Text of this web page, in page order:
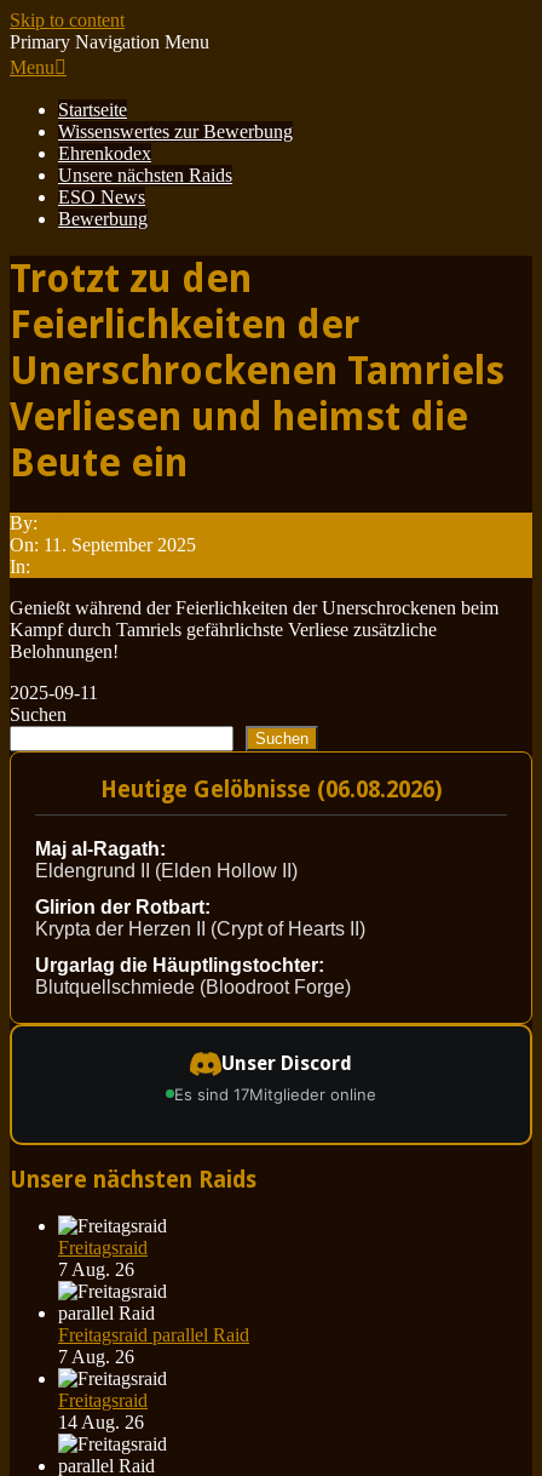
Skip to content
Primary Navigation Menu
Menu
Startseite
Wissenswertes zur Bewerbung
Ehrenkodex
Unsere nächsten Raids
ESO News
Bewerbung
Trotzt zu den
Feierlichkeiten der
Unerschrockenen Tamriels
Verliesen und heimst die
Beute ein
By:
On: 11. September 2025
In:
Genießt während der Feierlichkeiten der Unerschrockenen beim
Kampf durch Tamriels gefährlichste Verliese zusätzliche
Belohnungen!
2025-09-11
Suchen
Suchen
Heutige Gelöbnisse (06.08.2026)
Maj al-Ragath:
Eldengrund II (Elden Hollow II)
Glirion der Rotbart:
Krypta der Herzen II (Crypt of Hearts II)
Urgarlag die Häuptlingstochter:
Blutquellschmiede (Bloodroot Forge)
Unser Discord
Es sind 17Mitglieder online
Unsere nächsten Raids
Freitagsraid
7 Aug. 26
Freitagsraid parallel Raid
7 Aug. 26
Freitagsraid
14 Aug. 26